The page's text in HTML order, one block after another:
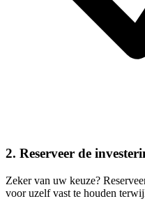
2. Reserveer de
Zeker van uw keuze?
voor uzelf vast te houden